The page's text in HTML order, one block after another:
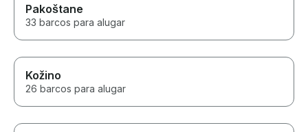
Pakoštane
33 barcos para alugar
Kožino
26 barcos para alugar